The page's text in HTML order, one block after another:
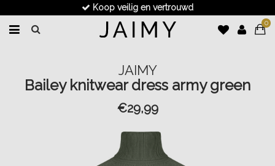
Koop veilig en vertrouwd
0
JAIMY
Bailey knitwear dress army green
€29,99